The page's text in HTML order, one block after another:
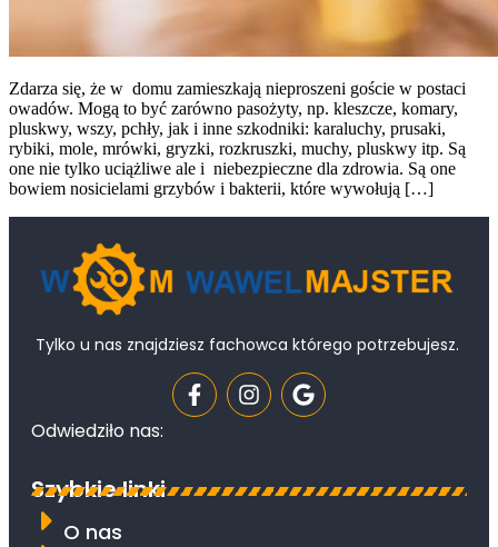
Zdarza się, że w domu zamieszkają nieproszeni goście w postaci
owadów. Mogą to być zarówno pasożyty, np. kleszcze, komary,
pluskwy, wszy, pchły, jak i inne szkodniki: karaluchy, prusaki,
rybiki, mole, mrówki, gryzki, rozkruszki, muchy, pluskwy itp. Są
one nie tylko uciążliwe ale i niebezpieczne dla zdrowia. Są one
bowiem nosicielami grzybów i bakterii, które wywołują […]
Tylko u nas znajdziesz fachowca którego potrzebujesz.
Odwiedziło nas:
Szybkie linki
O nas